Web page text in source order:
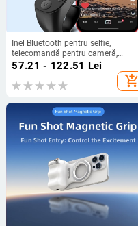
Inel Bluetooth pentru selfie,
telecomandă pentru cameră,
Bluetooth 5.3, 6 g, plastic,
compatibil cu mai multe mărci
57.21 - 122.51 Lei
add_shopping_cart